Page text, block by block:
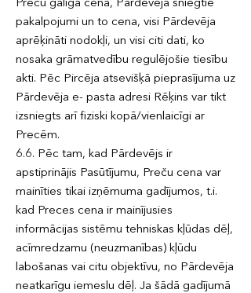
pakalpojumi un to cena, visi Pārdevēja
aprēķināti nodokļi, un visi citi dati, ko
nosaka grāmatvedību regulējošie tiesību
akti. Pēc Pircēja atsevišķā pieprasījuma uz
Pārdevēja e- pasta adresi Rēķins var tikt
izsniegts arī fiziski kopā/vienlaicīgi ar
Precēm.
6.6. Pēc tam, kad Pārdevējs ir
apstiprinājis Pasūtījumu, Preču cena var
mainīties tikai izņēmuma gadījumos, t.i.
kad Preces cena ir mainījusies
informācijas sistēmu tehniskas kļūdas dēļ,
acīmredzamu (neuzmanības) kļūdu
labošanas vai citu objektīvu, no Pārdevēja
neatkarīgu iemeslu dēļ. Ja šādā gadījumā